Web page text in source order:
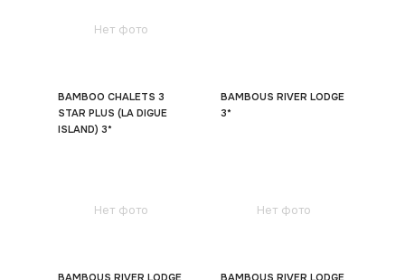
Нет фото
BAMBOO CHALETS 3
STAR PLUS (LA DIGUE
ISLAND) 3*
BAMBOUS RIVER LODGE
3*
Нет фото
BAMBOUS RIVER LODGE
Нет фото
BAMBOUS RIVER LODGE